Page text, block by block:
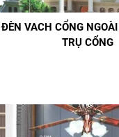
ĐÈN VACH CỔNG
TRỤ CỔNG